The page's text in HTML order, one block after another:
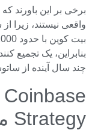
برخی بر این باورند
چند سال آینده از
Strategy مقابله می کند